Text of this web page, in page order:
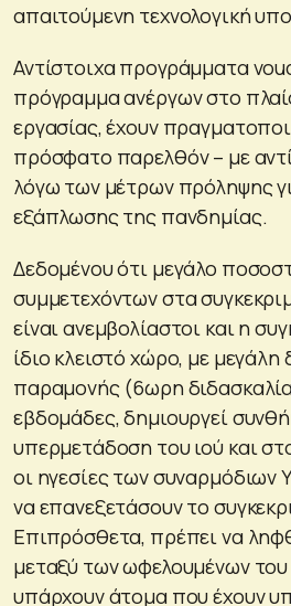
απαιτούμενη τεχνολογική
Αντίστοιχα προγράμματα
πρόγραμμα ανέργων στο
εργασίας, έχουν
πρόσφατο παρελθόν – με
λόγω των μέτρων πρόληψης
εξάπλωσης της πανδημίας.
Δεδομένου ότι μεγάλο
συμμετεχόντων στα
είναι ανεμβολίαστοι και η
ίδιο κλειστό χώρο, με μεγάλη
παραμονής (6ωρη
εβδομάδες, δημιουργεί
υπερμετάδοση του ιού και
οι ηγεσίες των συναρμόδιων
να επανεξετάσουν το
Επιπρόσθετα, πρέπει να
μεταξύ των ωφελουμένων
υπάρχουν άτομα που έχουν